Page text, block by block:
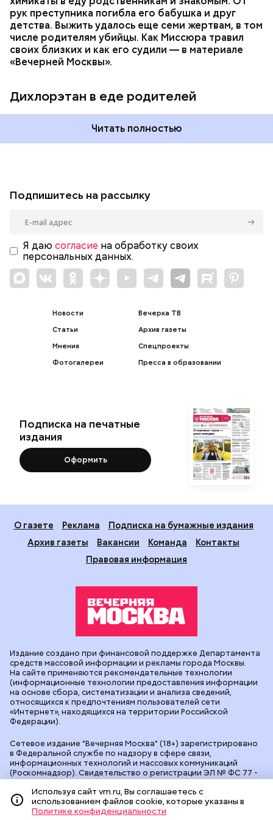
рук преступника погибла его бабушка и друг
детства. Выжить удалось еще семи жертвам, в том
числе родителям убийцы. Как Миссюра травил
своих близких и как его судили — в материале
«Вечерней Москвы».
Дихлорэтан в еде родителей
Читать полностью
Подпишитесь на рассылку
Я даю согласие на обработку своих
персональных данных.
Новости
Статьи
Мнения
Фотогалереи
Вечерка ТВ
Архив газеты
Спецпроекты
Пресса в образовании
Подписка на печатные
издания
Оформить
О газете Реклама
Подписка на бумажные издания
Архив газеты
Вакансии Команда
Контакты
Правовая информация
Сетевое издание "Вечерняя Москва" (18+) зарегистрировано
в Федеральной службе по надзору в сфере связи,
информационных технологий и массовых коммуникаций
(Роскомнадзор). Свидетельство о регистрации ЭЛ № ФС 77 -
90524 от 09.12.2025. Учредитель: АО "Редакция газеты
"Вечерняя Москва". Главный редакторvm.ru: Александр
Геннадьевич Глуходедов. Адрес редакции: 127015, г.Москва,
Бумажный пр-д, д. 14, стр. 2. Телефон:+7(499)557-04-24
Издание создано при финансовой поддержке Департамента
средств массовой информации и рекламы города Москвы.
На сайте применяются рекомендательные технологии
(информационные технологии предоставления информации
на основе сбора, систематизации и анализа сведений,
относящихся к предпочтениям пользователей сети
«Интернет», находящихся на территории Российской
Федерации).
Используя сайт vm.ru, Вы соглашаетесь с
использованием файлов cookie, которые указаны в
Политике конфиденциальности